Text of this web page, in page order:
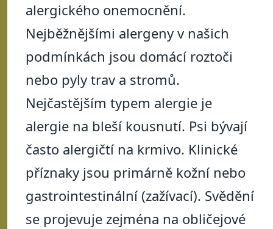
alergického onemocnění.
Nejběžnějšími alergeny v našich
podmínkách jsou domácí roztoči
nebo pyly trav a stromů.
Nejčastějším typem alergie je
alergie na bleší kousnutí. Psi bývají
často alergičtí na krmivo. Klinické
příznaky jsou primárně kožní nebo
gastrointestinální (zažívací). Svědění
se projevuje zejména na obličejové